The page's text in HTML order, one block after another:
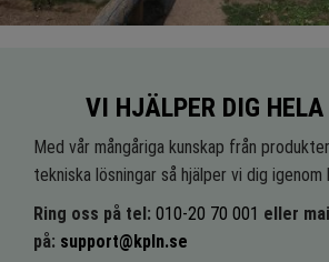
VI HJÄLPER DIG HELA
Med vår mångåriga kunskap från
tekniska lösningar så hjälper vi dig
Ring oss på tel: 010-20 70 001 eller
på: support@kpln.se